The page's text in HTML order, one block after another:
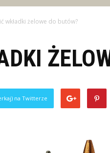
wkładki żelowe do butów?
na Twitterze